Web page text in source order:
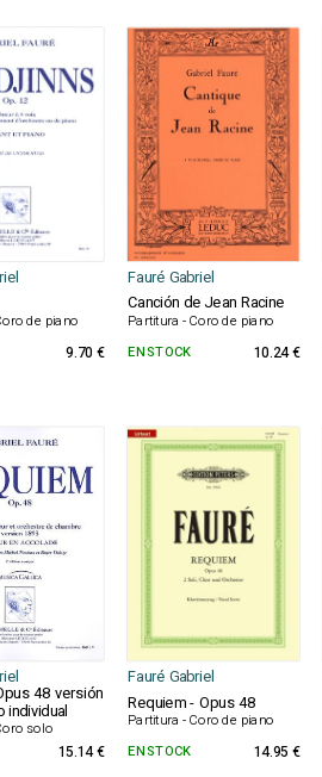
Fauré Gabriel
de piano
Canción de Jean Racine
Partitura - Coro de piano
9.70 € EN STOCK 10.24 €
Fauré Gabriel
48 versión
individual
solo
Requiem - Opus 48
Partitura - Coro de piano
15.14 € EN STOCK 14.95 €